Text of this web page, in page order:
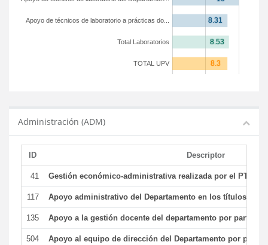
TOTAL UPV
Total Laboratorios
Apoyo de técnicos de laboratorio a prácticas do...
Administración (ADM)
ID Descriptor
41 Gestión económico-administrativa realizada por el PTGAS
117 Apoyo administrativo del Departamento en los títulos de
135 Apoyo a la gestión docente del departamento por parte
504 Apoyo al equipo de dirección del Departamento por parte